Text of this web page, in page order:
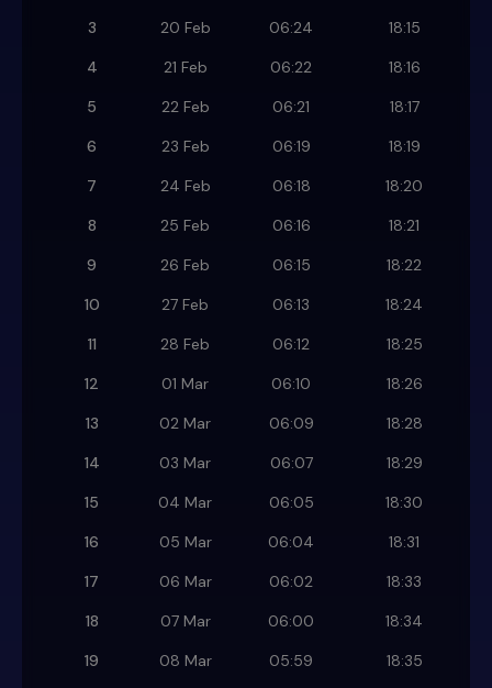
3
20 Feb 06:24
18:15
4
21 Feb 06:22
18:16
5
22 Feb 06:21
18:17
6
23 Feb 06:19
18:19
7
24 Feb 06:18
18:20
8
25 Feb 06:16
18:21
9
26 Feb 06:15
18:22
10
27 Feb 06:13
18:24
11
28 Feb 06:12
18:25
12
01 Mar 06:10
18:26
13
02 Mar 06:09
18:28
14
03 Mar 06:07
18:29
15
04 Mar 06:05
18:30
16
05 Mar 06:04
18:31
17
06 Mar 06:02
18:33
18
07 Mar 06:00
18:34
19
08 Mar 05:59
18:35